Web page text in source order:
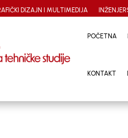
DIZAJN I MULTIMEDIJA
POČETNA
KONTAKT
POČETNA
KONTAKT